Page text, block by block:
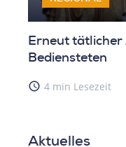
Erneut
Bediensteten
access_time 4 min Lesezeit
Aktuelles